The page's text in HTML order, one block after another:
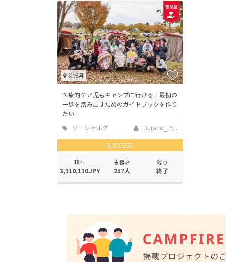
茨城県
医療的ケア児もキャンプに行ける！最初の
一歩を踏み出すためのガイドブックを作り
たい
ソーシャルグ
ッド
Burano_Pr...
SUCCESS
現在
3,110,110JPY
支援者
257人
残り
終了